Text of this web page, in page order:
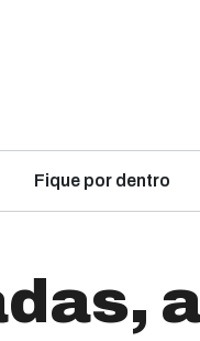
Fique por dentro